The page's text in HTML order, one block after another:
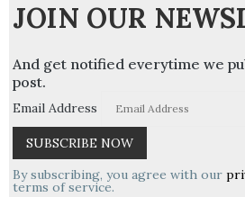
JOIN OUR
And get notified everytime we
post.
Email Address
By subscribing, you agree with our
terms of service.